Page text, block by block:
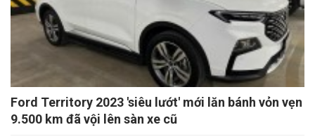
Ford Territory 2023 'siêu lướt' mới lăn bánh vỏn vẹn
9.500 km đã vội lên sàn xe cũ